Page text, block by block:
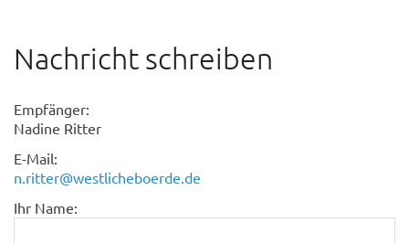
Nachricht schreiben
Empfänger:
Nadine Ritter
E-Mail:
n.ritter@westlicheboerde.de
Ihr Name: